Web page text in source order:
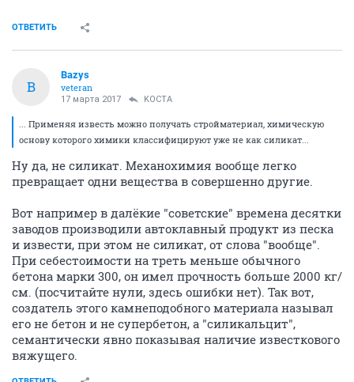
ОТВЕТИТЬ
B
Bazys
veteran
17 марта 2017 KOCTA
... Применяя известь можно получать стройматериал, химическую
основу которого химики классифицируют уже не как силикат...
Ну да, не силикат. Механохимия вообще легко
превращает одни вещества в совершенно другие.
Вот например в далёкие "советские" времена десятки
заводов производили автоклавный продукт из песка
и извести, при этом не силикат, от слова "вообще".
При себестоимости на треть меньше обычного
бетона марки 300, он имел прочность больше 2000 кг/
см. (посчитайте нули, здесь ошибки нет). Так вот,
создатель этого камнеподобного материала называл
его не бетон и не супербетон, а "силикальцит",
семантически явно показывая наличие известкового
вяжущего.